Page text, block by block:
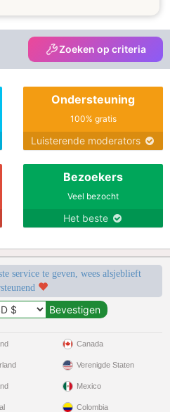
Zoeken op criteria
Ondersteuning
100% gratis
Luisterende moderators
Bezoekers
Veel bezocht
Het beste
service te geven, wees alsjeblieft
Canada
Verenigde Staten
Mexico
Colombia